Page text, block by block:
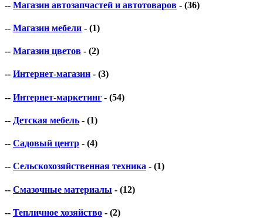
-- Магазин автозапчастей и автотоваров - (36)
-- Магазин мебели - (1)
-- Магазин цветов - (2)
-- Интернет-магазин - (3)
-- Интернет-маркетинг - (54)
-- Детская мебель - (1)
-- Садовый центр - (4)
-- Сельскохозяйственная техника - (1)
-- Смазочные материалы - (12)
-- Тепличное хозяйство - (2)